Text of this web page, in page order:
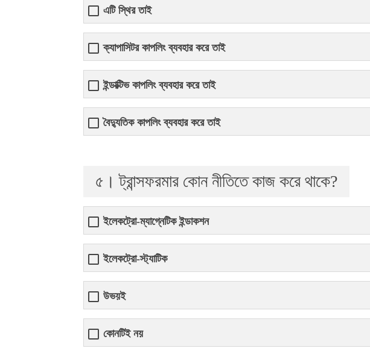
এটি স্থির তাই
ক্যাপাসিটর কাপলিং ব্যবহার করে তাই
ইন্ডাক্টিভ কাপলিং ব্যবহার করে তাই
বৈদ্যুতিক কাপলিং ব্যবহার করে তাই
৫। ট্রান্সফরমার কোন নীতিতে কাজ করে থাকে?
ইলেকট্রো-ম্যাগ্নেটিক ইন্ডাকশন
ইলেকট্রো-স্ট্যাটিক
উভয়ই
কোনটিই নয়